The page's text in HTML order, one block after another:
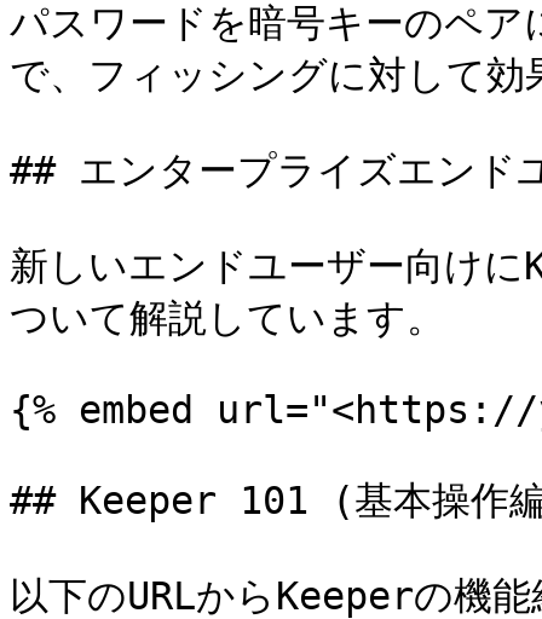
パスワードを暗号キーのペ
で、フィッシングに対して効
## エンタープライズエンド
新しいエンドユーザー向け
ついて解説しています。
{% embed url="<https://
## Keeper 101 (基本操作
以下のURLからKeeperの機